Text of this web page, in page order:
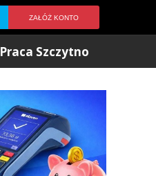
ZAŁÓŻ KONTO
Praca Szczytno